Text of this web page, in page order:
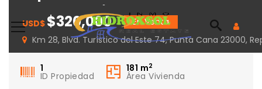
complejo Hard Rock
USD$ $320,000
En Venta
Km 28, Blvd. Turístico del Este 74, Punta Cana 23000,
1
ID Propiedad
181 m2
Área Vivienda